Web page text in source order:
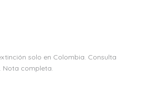
solo en Colombia. Consulta
Nota completa.